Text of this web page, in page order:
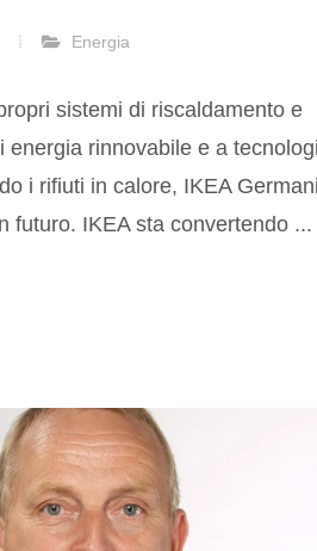
Energia
sistemi di riscaldamento e
energia rinnovabile e a
i rifiuti in calore, IKEA
futuro. IKEA sta convertendo ...